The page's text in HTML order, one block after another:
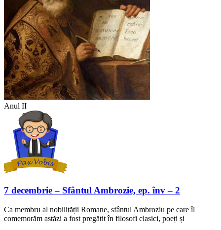
Anul II
7 decembrie – Sfântul Ambrozie, ep. înv – 2
Ca membru al nobilității Romane, sfântul Ambroziu pe care îl
comemorăm astăzi a fost pregătit în filosofi clasici, poeți și